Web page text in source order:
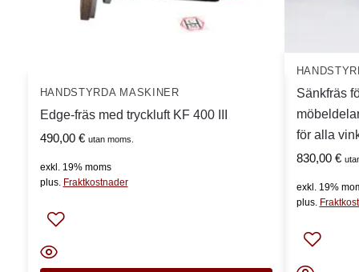
HANDSTYRDA MASKINER
Edge-fräs med tryckluft KF 400 III
490,00 € utan moms.
exkl. 19% moms
plus. Fraktkostnader
Sänkfräs
för alla
830,00 €
exkl. 19%
plus.